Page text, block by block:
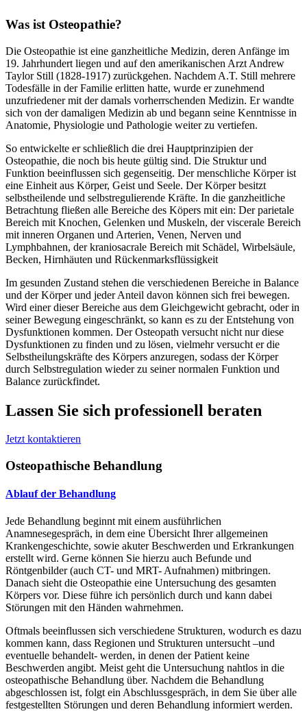
Was ist Osteopathie?
Die Osteopathie ist eine ganzheitliche Medizin, deren Anfänge im
19. Jahrhundert liegen und auf den amerikanischen Arzt Andrew
Taylor Still (1828-1917) zurückgehen. Nachdem A.T. Still mehrere
Todesfälle in der Familie erlitten hatte, wurde er zunehmend
unzufriedener mit der damals vorherrschenden Medizin. Er wandte
sich von der damaligen Medizin ab und begann seine Kenntnisse in
Anatomie, Physiologie und Pathologie weiter zu vertiefen.
So entwickelte er schließlich die drei Hauptprinzipien der
Osteopathie, die noch bis heute gültig sind. Die Struktur und
Funktion beeinflussen sich gegenseitig. Der menschliche Körper ist
eine Einheit aus Körper, Geist und Seele. Der Körper besitzt
selbstheilende und selbstregulierende Kräfte. In die ganzheitliche
Betrachtung fließen alle Bereiche des Köpers mit ein: Der parietale
Bereich mit Knochen, Gelenken und Muskeln, der viscerale Bereich
mit inneren Organen und Arterien, Venen, Nerven und
Lymphbahnen, der kraniosacrale Bereich mit Schädel, Wirbelsäule,
Becken, Hirnhäuten und Rückenmarksflüssigkeit
Im gesunden Zustand stehen die verschiedenen Bereiche in Balance
und der Körper und jeder Anteil davon können sich frei bewegen.
Wird einer dieser Bereiche aus dem Gleichgewicht gebracht, oder in
seiner Bewegung eingeschränkt, so kann es zu der Entstehung von
Dysfunktionen kommen. Der Osteopath versucht nicht nur diese
Dysfunktionen zu finden und zu lösen, vielmehr versucht er die
Selbstheilungskräfte des Körpers anzuregen, sodass der Körper
durch Selbstregulation wieder zu seiner normalen Funktion und
Balance zurückfindet.
Lassen Sie sich professionell beraten
Jetzt kontaktieren
Osteopathische Behandlung
Ablauf der Behandlung
Jede Behandlung beginnt mit einem ausführlichen
Anamnesegespräch, in dem eine Übersicht Ihrer allgemeinen
Krankengeschichte, sowie akuter Beschwerden und Erkrankungen
erstellt wird. Gerne können Sie hierzu auch Befunde und
Röntgenbilder (auch CT- und MRT- Aufnahmen) mitbringen.
Danach sieht die Osteopathie eine Untersuchung des gesamten
Körpers vor. Diese führe ich persönlich durch und kann dabei
Störungen mit den Händen wahrnehmen.
Oftmals beeinflussen sich verschiedene Strukturen, wodurch es dazu
kommen kann, dass Regionen und Strukturen untersucht –und
eventuelle behandelt- werden, in denen der Patient keine
Beschwerden angibt. Meist geht die Untersuchung nahtlos in die
osteopathische Behandlung über. Nachdem die Behandlung
abgeschlossen ist, folgt ein Abschlussgespräch, in dem Sie über alle
festgestellten Störungen und deren Behandlung informiert werden.